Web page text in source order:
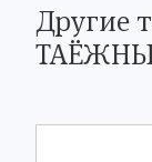
Другие